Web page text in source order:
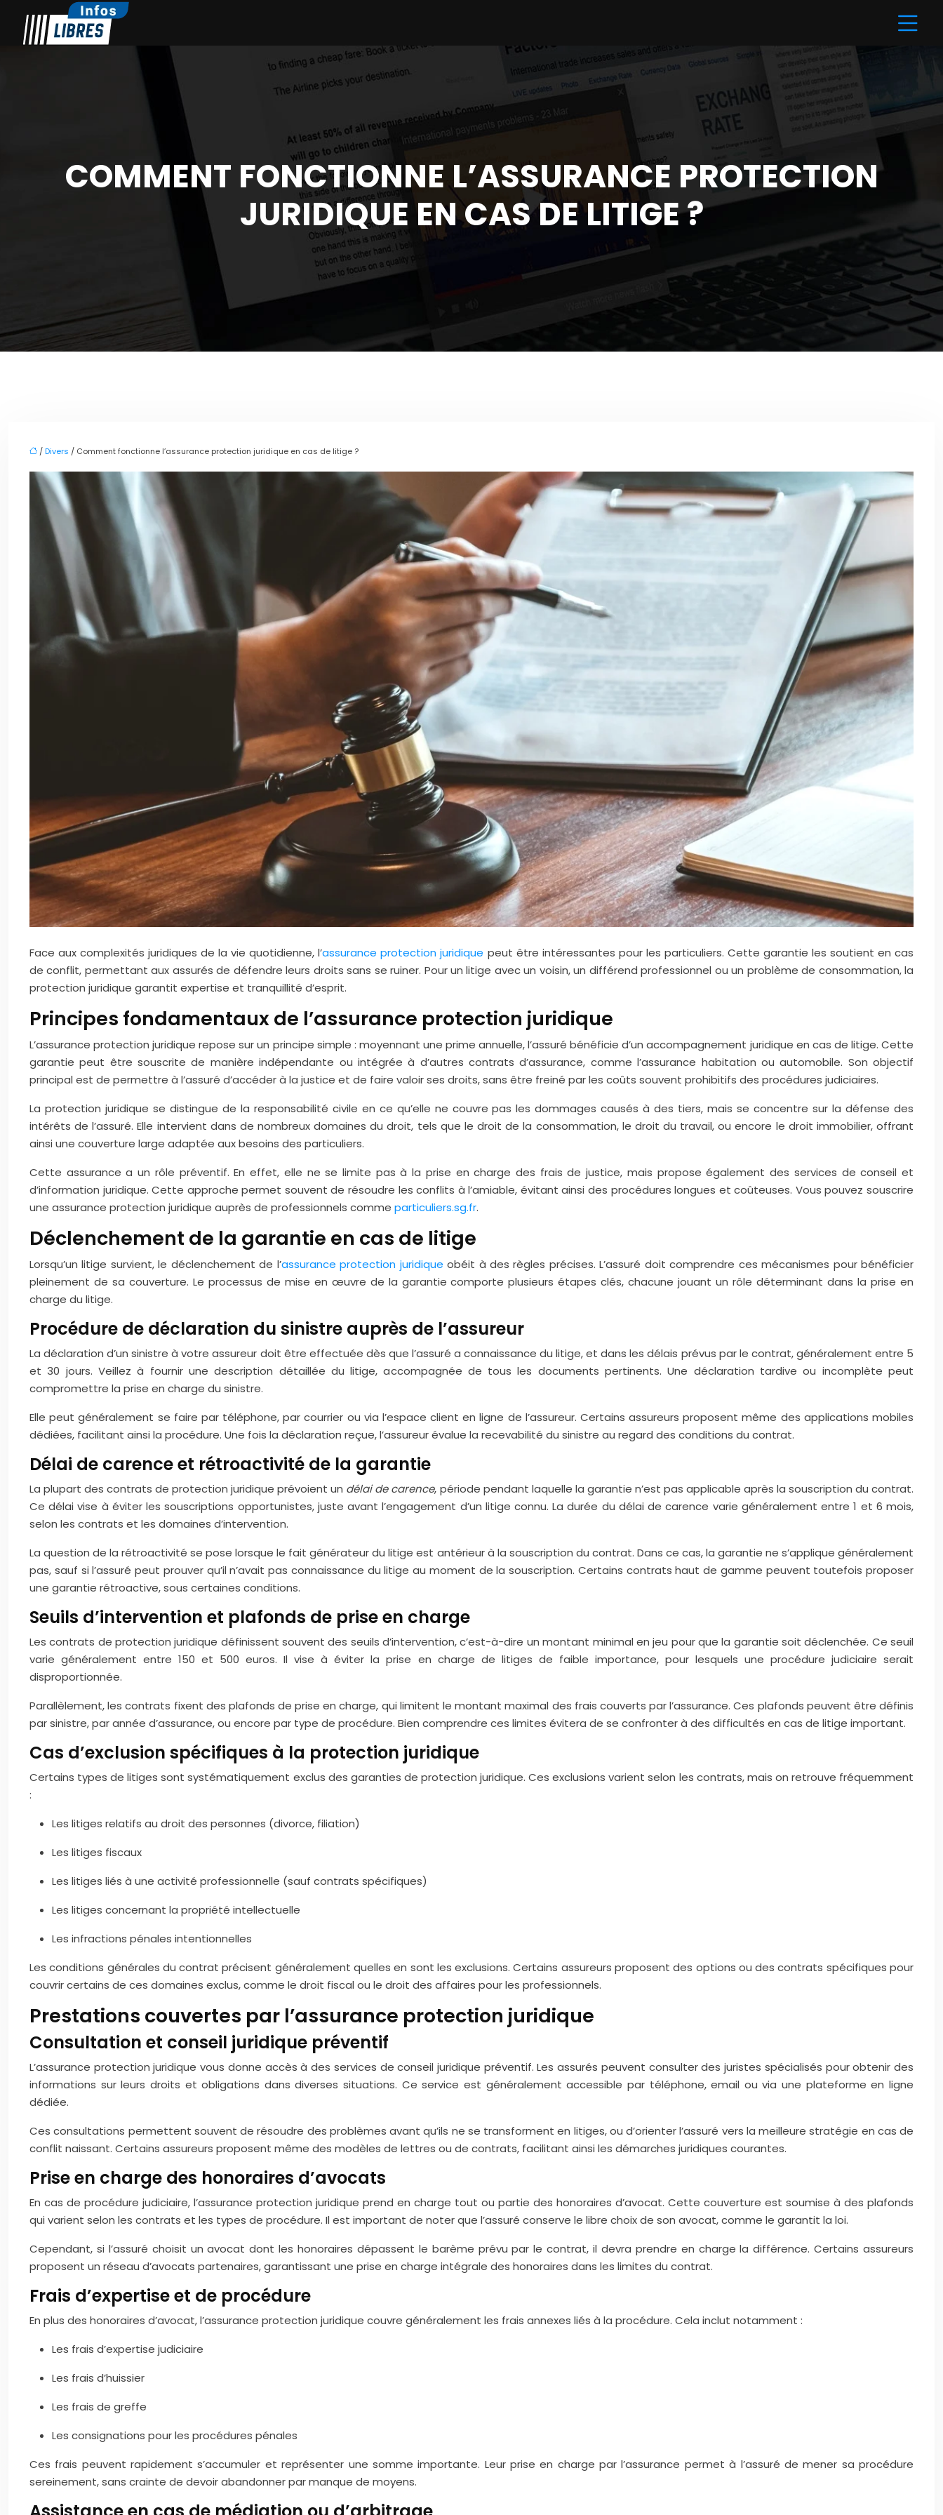
COMMENT FONCTIONNE L’ASSURANCE PROTECTION
JURIDIQUE EN CAS DE LITIGE ?
/Divers / Comment fonctionne l’assurance protection juridique en cas de litige ?
Face aux complexités juridiques de la vie quotidienne, l’assurance protection juridique peut être intéressantes pour les particuliers. Cette garantie les soutient en cas
de conflit, permettant aux assurés de défendre leurs droits sans se ruiner. Pour un litige avec un voisin, un différend professionnel ou un problème de consommation, la
protection juridique garantit expertise et tranquillité d’esprit.
Principes fondamentaux de l’assurance protection juridique
L’assurance protection juridique repose sur un principe simple : moyennant une prime annuelle, l’assuré bénéficie d’un accompagnement juridique en cas de litige. Cette
garantie peut être souscrite de manière indépendante ou intégrée à d’autres contrats d’assurance, comme l’assurance habitation ou automobile. Son objectif
principal est de permettre à l’assuré d’accéder à la justice et de faire valoir ses droits, sans être freiné par les coûts souvent prohibitifs des procédures judiciaires.
La protection juridique se distingue de la responsabilité civile en ce qu’elle ne couvre pas les dommages causés à des tiers, mais se concentre sur la défense des
intérêts de l’assuré. Elle intervient dans de nombreux domaines du droit, tels que le droit de la consommation, le droit du travail, ou encore le droit immobilier, offrant
ainsi une couverture large adaptée aux besoins des particuliers.
Cette assurance a un rôle préventif. En effet, elle ne se limite pas à la prise en charge des frais de justice, mais propose également des services de conseil et
d’information juridique. Cette approche permet souvent de résoudre les conflits à l’amiable, évitant ainsi des procédures longues et coûteuses. Vous pouvez souscrire
une assurance protection juridique auprès de professionnels comme particuliers.sg.fr.
Déclenchement de la garantie en cas de litige
Lorsqu’un litige survient, le déclenchement de l’assurance protection juridique obéit à des règles précises. L’assuré doit comprendre ces mécanismes pour bénéficier
pleinement de sa couverture. Le processus de mise en œuvre de la garantie comporte plusieurs étapes clés, chacune jouant un rôle déterminant dans la prise en
charge du litige.
Procédure de déclaration du sinistre auprès de l’assureur
La déclaration d’un sinistre à votre assureur doit être effectuée dès que l’assuré a connaissance du litige, et dans les délais prévus par le contrat, généralement entre 5
et 30 jours. Veillez à fournir une description détaillée du litige, accompagnée de tous les documents pertinents. Une déclaration tardive ou incomplète peut
compromettre la prise en charge du sinistre.
Elle peut généralement se faire par téléphone, par courrier ou via l’espace client en ligne de l’assureur. Certains assureurs proposent même des applications mobiles
dédiées, facilitant ainsi la procédure. Une fois la déclaration reçue, l’assureur évalue la recevabilité du sinistre au regard des conditions du contrat.
Délai de carence et rétroactivité de la garantie
La plupart des contrats de protection juridique prévoient un délai de carence, période pendant laquelle la garantie n’est pas applicable après la souscription du contrat.
Ce délai vise à éviter les souscriptions opportunistes, juste avant l’engagement d’un litige connu. La durée du délai de carence varie généralement entre 1 et 6 mois,
selon les contrats et les domaines d’intervention.
La question de la rétroactivité se pose lorsque le fait générateur du litige est antérieur à la souscription du contrat. Dans ce cas, la garantie ne s’applique généralement
pas, sauf si l’assuré peut prouver qu’il n’avait pas connaissance du litige au moment de la souscription. Certains contrats haut de gamme peuvent toutefois proposer
une garantie rétroactive, sous certaines conditions.
Seuils d’intervention et plafonds de prise en charge
Les contrats de protection juridique définissent souvent des seuils d’intervention, c’est-à-dire un montant minimal en jeu pour que la garantie soit déclenchée. Ce seuil
varie généralement entre 150 et 500 euros. Il vise à éviter la prise en charge de litiges de faible importance, pour lesquels une procédure judiciaire serait
disproportionnée.
Parallèlement, les contrats fixent des plafonds de prise en charge, qui limitent le montant maximal des frais couverts par l’assurance. Ces plafonds peuvent être définis
par sinistre, par année d’assurance, ou encore par type de procédure. Bien comprendre ces limites évitera de se confronter à des difficultés en cas de litige important.
Cas d’exclusion spécifiques à la protection juridique
Certains types de litiges sont systématiquement exclus des garanties de protection juridique. Ces exclusions varient selon les contrats, mais on retrouve fréquemment
:
Les litiges relatifs au droit des personnes (divorce, filiation)
Les litiges fiscaux
Les litiges liés à une activité professionnelle (sauf contrats spécifiques)
Les litiges concernant la propriété intellectuelle
Les infractions pénales intentionnelles
Les conditions générales du contrat précisent généralement quelles en sont les exclusions. Certains assureurs proposent des options ou des contrats spécifiques pour
couvrir certains de ces domaines exclus, comme le droit fiscal ou le droit des affaires pour les professionnels.
Prestations couvertes par l’assurance protection juridique
Consultation et conseil juridique préventif
L’assurance protection juridique vous donne accès à des services de conseil juridique préventif. Les assurés peuvent consulter des juristes spécialisés pour obtenir des
informations sur leurs droits et obligations dans diverses situations. Ce service est généralement accessible par téléphone, email ou via une plateforme en ligne
dédiée.
Ces consultations permettent souvent de résoudre des problèmes avant qu’ils ne se transforment en litiges, ou d’orienter l’assuré vers la meilleure stratégie en cas de
conflit naissant. Certains assureurs proposent même des modèles de lettres ou de contrats, facilitant ainsi les démarches juridiques courantes.
Prise en charge des honoraires d’avocats
En cas de procédure judiciaire, l’assurance protection juridique prend en charge tout ou partie des honoraires d’avocat. Cette couverture est soumise à des plafonds
qui varient selon les contrats et les types de procédure. Il est important de noter que l’assuré conserve le libre choix de son avocat, comme le garantit la loi.
Cependant, si l’assuré choisit un avocat dont les honoraires dépassent le barème prévu par le contrat, il devra prendre en charge la différence. Certains assureurs
proposent un réseau d’avocats partenaires, garantissant une prise en charge intégrale des honoraires dans les limites du contrat.
Frais d’expertise et de procédure
En plus des honoraires d’avocat, l’assurance protection juridique couvre généralement les frais annexes liés à la procédure. Cela inclut notamment :
Les frais d’expertise judiciaire
Les frais d’huissier
Les frais de greffe
Les consignations pour les procédures pénales
Ces frais peuvent rapidement s’accumuler et représenter une somme importante. Leur prise en charge par l’assurance permet à l’assuré de mener sa procédure
sereinement, sans crainte de devoir abandonner par manque de moyens.